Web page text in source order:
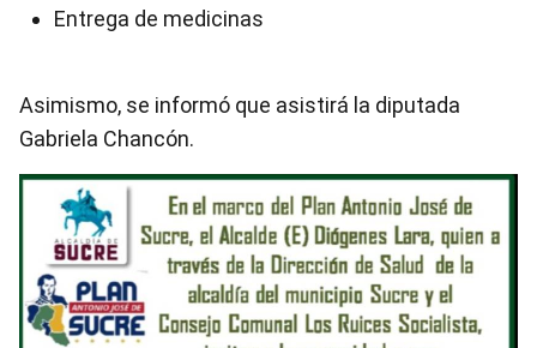
Entrega de medicinas
Asimismo, se informó que asistirá la diputada
Gabriela Chancón.